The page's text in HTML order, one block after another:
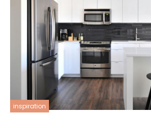
inspiration